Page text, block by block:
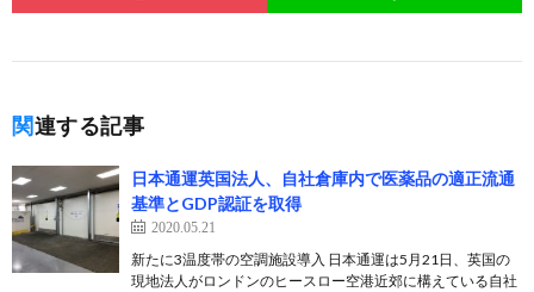
関連する記事
日本通運英国法人、自社倉庫内で医薬品の適正流通
基準とGDP認証を取得
2020.05.21
新たに3温度帯の空調施設導入 日本通運は5月21日、英国の
現地法人がロンドンのヒースロー空港近郊に構えている自社